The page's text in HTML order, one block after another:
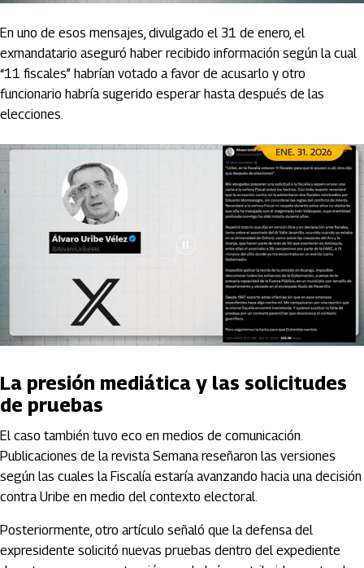
En uno de esos mensajes, divulgado el 31 de enero, el
exmandatario aseguró haber recibido información según la cual
“11 fiscales” habrían votado a favor de acusarlo y otro
funcionario habría sugerido esperar hasta después de las
elecciones.
La presión mediática y las solicitudes
de pruebas
El caso también tuvo eco en medios de comunicación.
Publicaciones de la revistaSemanareseñaron las versiones
según las cuales la Fiscalía estaría avanzando hacia una decisión
contra Uribe en medio del contexto electoral.
Posteriormente, otro artículo señaló que la defensa del
expresidente solicitó nuevas pruebas dentro del expediente